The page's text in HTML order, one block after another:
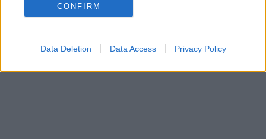
CONFIRM
Data Deletion Data Access Privacy Policy